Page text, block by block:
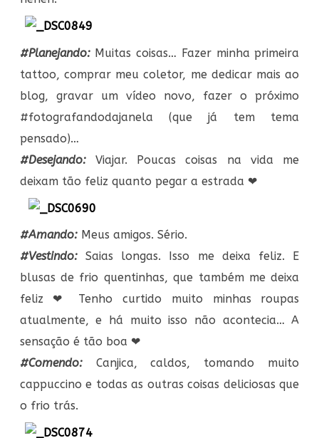
#Planejando:Muitas coisas… Fazer minha primeira
tattoo, comprar meu coletor, me dedicar mais ao
blog, gravar um vídeo novo, fazer o próximo
#fotografandodajanela (que já tem tema
pensado)…
#Desejando: Viajar. Poucas coisas na vida me
deixam tão feliz quanto pegar a estrada ❤
#Amando: Meus amigos. Sério.
#Vestindo: Saias longas. Isso me deixa feliz. E
blusas de frio quentinhas, que também me deixa
feliz ❤ Tenho curtido muito minhas roupas
atualmente, e há muito isso não acontecia… A
sensação é tão boa ❤
#Comendo: Canjica, caldos, tomando muito
cappuccino e todas as outras coisas deliciosas que
o frio trás.